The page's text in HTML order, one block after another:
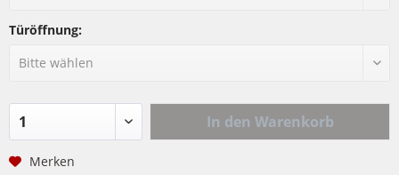
Türöffnung:
In den Warenkorb
Merken